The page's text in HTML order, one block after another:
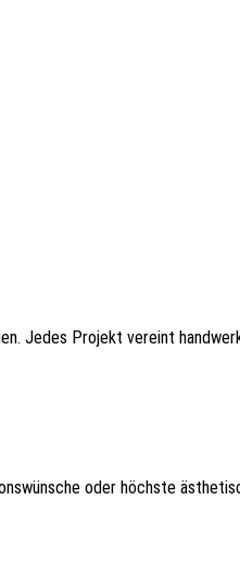
Jedes Projekt vereint
oder höchste